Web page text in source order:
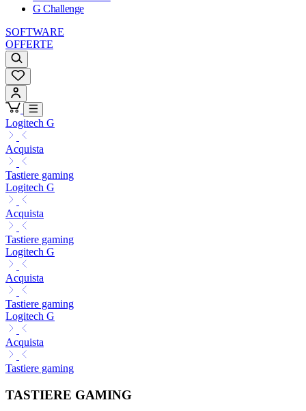
G Challenge
SOFTWARE
OFFERTE
Logitech G
Acquista
Tastiere gaming
Logitech G
Acquista
Tastiere gaming
Logitech G
Acquista
Tastiere gaming
Logitech G
Acquista
Tastiere gaming
TASTIERE GAMING